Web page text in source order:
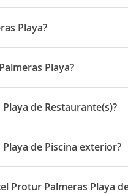
Playa?
100 metros de la preciosa
restaurantes, bares,
Playa?
en C/ Artija, s/n
de Restaurante(s)?
de Restaurante(s)
de Piscina exterior?
de Piscina exterior
Protur Palmeras Playa